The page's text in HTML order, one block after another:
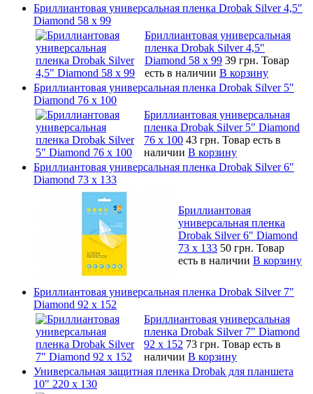
Бриллиантовая универсальная пленка Drobak Silver 4,5"
Diamond 58 х 99
Бриллиантовая универсальная
пленка Drobak Silver 4,5"
Diamond 58 х 99 39 грн. Товар
есть в наличии В корзину
Бриллиантовая универсальная пленка Drobak Silver 5"
Diamond 76 х 100
Бриллиантовая универсальная
пленка Drobak Silver 5" Diamond
76 х 100 43 грн. Товар есть в
наличии В корзину
Бриллиантовая универсальная пленка Drobak Silver 6"
Diamond 73 х 133
Бриллиантовая
универсальная пленка
Drobak Silver 6" Diamond
73 х 133 50 грн. Товар
есть в наличии В корзину
Бриллиантовая универсальная пленка Drobak Silver 7"
Diamond 92 х 152
Бриллиантовая универсальная
пленка Drobak Silver 7" Diamond
92 х 152 73 грн. Товар есть в
наличии В корзину
Универсальная защитная пленка Drobak для планшета
10" 220 x 130